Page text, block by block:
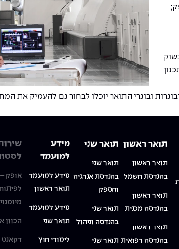
ובוגרי התואר יוכלו לבחור גם להעמיק את
תואר ראשון
תואר ראשון
בהנדסת חשמל
תואר ראשון
בהנדסה מכנית
תואר ראשון
בהנדסה רפואית
תואר שני
תואר שני
בהנדסת אנרגיה
והספק
תואר שני
בהנדסה וניהול
תואר שני
מידע
למועמד
מידע למועמד
תואר ראשון
מידע למועמד
תואר שני
לימודי חוץ
אופק –
לפיתוח
הכוון
דקאנט